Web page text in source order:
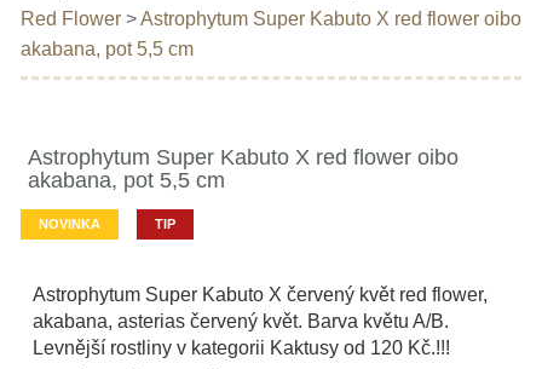
Red Flower >Astrophytum Super Kabuto X red flower oibo
akabana, pot 5,5 cm
Astrophytum Super Kabuto X red flower oibo
akabana, pot 5,5 cm
NOVINKA TIP
Astrophytum Super Kabuto X červený květ red flower,
akabana, asterias červený květ. Barva květu A/B.
Levnější rostliny v kategorii Kaktusy od 120 Kč.!!!